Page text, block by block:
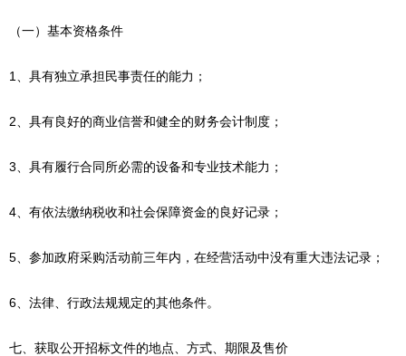
（一）基本资格条件
1、具有独立承担民事责任的能力；
2、具有良好的商业信誉和健全的财务会计制度；
3、具有履行合同所必需的设备和专业技术能力；
4、有依法缴纳税收和社会保障资金的良好记录；
5、参加政府采购活动前三年内，在经营活动中没有重大违法记录；
6、法律、行政法规规定的其他条件。
七、获取公开招标文件的地点、方式、期限及售价